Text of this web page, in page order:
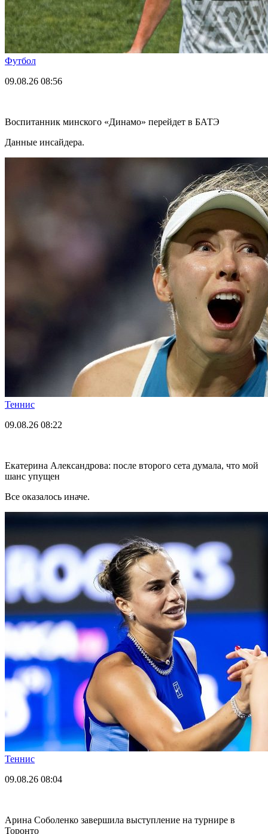
Футбол
09.08.26 08:56
Воспитанник минского «Динамо» перейдет в БАТЭ
Данные инсайдера.
Теннис
09.08.26 08:22
Екатерина Александрова: после второго сета думала, что мой
шанс упущен
Все оказалось иначе.
Теннис
09.08.26 08:04
Арина Соболенко завершила выступление на турнире в
Торонто